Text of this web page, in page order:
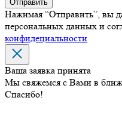
Нажимая “Отправить”, вы
персональных данных и
конфидециальности
Ваша заявка принята
Мы свяжемся с Вами в
Спасибо!